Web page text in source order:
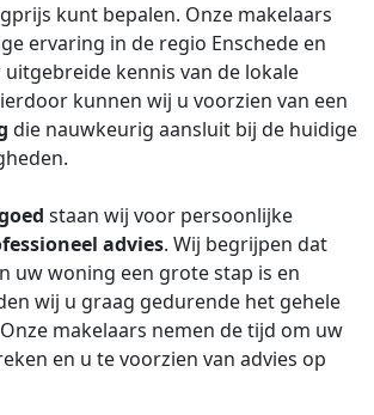
kunt bepalen. Onze makelaars
ervaring in de regio Enschede en
kennis van de lokale
kunnen wij u voorzien van een
die nauwkeurig aansluit bij de huidige
staan wij voor persoonlijke
advies. Wij begrijpen dat
uw woning een grote stap is en
wij u graag gedurende het gehele
makelaars nemen de tijd om uw
en u te voorzien van advies op